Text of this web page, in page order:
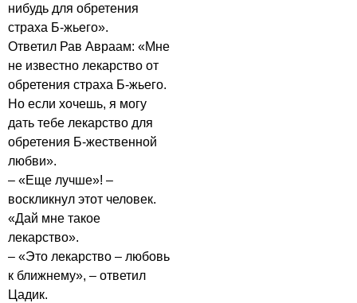
нибудь для обретения
страха Б-жьего».
Ответил Рав Авраам: «Мне
не известно лекарство от
обретения страха Б-жьего.
Но если хочешь, я могу
дать тебе лекарство для
обретения Б-жественной
любви».
– «Еще лучше»! –
воскликнул этот человек.
«Дай мне такое
лекарство».
– «Это лекарство – любовь
к ближнему», – ответил
Цадик.